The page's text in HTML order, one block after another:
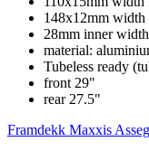
148x12mm width
28mm inner width
material:
Tubeless ready
front 29"
rear 27.5"
Framdekk Maxxis